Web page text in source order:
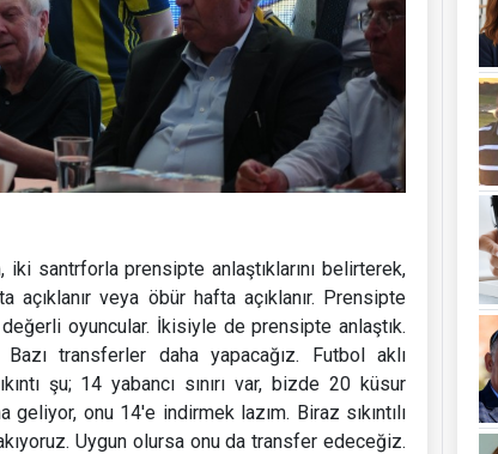
iki santrforla prensipte anlaştıklarını belirterek,
veya öbür hafta açıklanır. Prensipte
oyuncular. İkisiyle de prensipte anlaştık.
transferler daha yapacağız. Futbol aklı
şu; 14 yabancı sınırı var, bizde 20 küsur
onu 14'e indirmek lazım. Biraz sıkıntılı
Uygun olursa onu da transfer edeceğiz.